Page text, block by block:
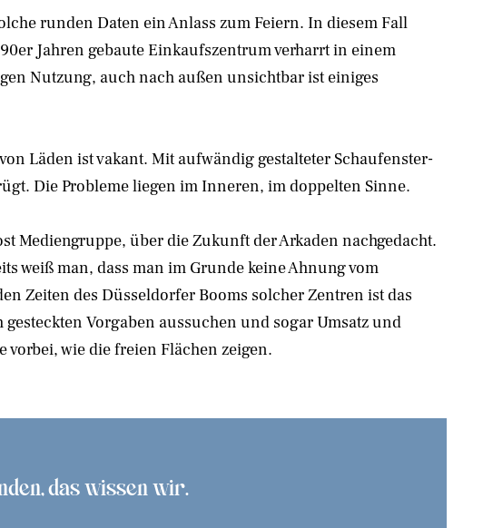
runden Daten ein Anlass zum Feiern. In diesem Fall
Jahren gebaute Einkaufszentrum verharrt in einem
Nutzung, auch nach außen unsichtbar ist einiges
Läden ist vakant. Mit aufwändig gestalteter Schaufenster-
Die Probleme liegen im Inneren, im doppelten Sinne.
Mediengruppe, über die Zukunft der Arkaden nachgedacht.
weiß man, dass man im Grunde keine Ahnung vom
Zeiten des Düsseldorfer Booms solcher Zentren ist das
Vorgaben aussuchen und sogar Umsatz und
wie die freien Flächen zeigen.
das wissen wir.